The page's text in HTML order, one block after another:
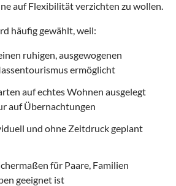
auf Flexibilität verzichten zu wollen.
häufig gewählt, weil:
ruhigen, ausgewogenen
ermöglicht
auf echtes Wohnen ausgelegt
auf Übernachtungen
und ohne Zeitdruck geplant
für Paare, Familien
geeignet ist